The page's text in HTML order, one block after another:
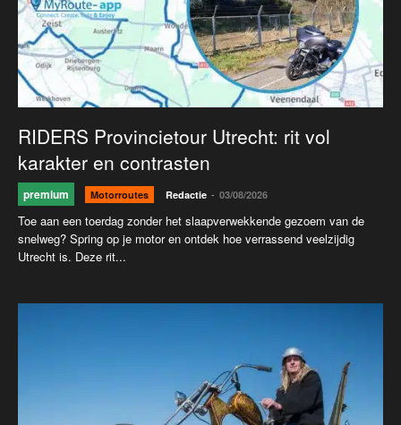
RIDERS Provincietour Utrecht: rit vol
karakter en contrasten
premium Motorroutes Redactie - 03/08/2026
Toe aan een toerdag zonder het slaapverwekkende gezoem van de
snelweg? Spring op je motor en ontdek hoe verrassend veelzijdig
Utrecht is. Deze rit...